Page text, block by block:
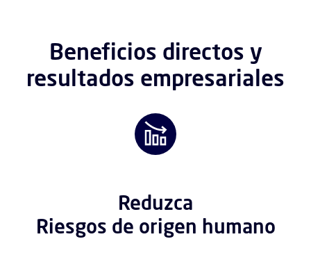
Beneficios directos y
resultados empresariales
Reduzca
Riesgos de origen humano